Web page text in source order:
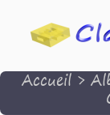
Accueil>